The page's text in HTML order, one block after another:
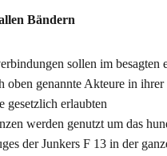
Bändern
sollen im besagten
oben genannte Akteure in ihrer
gesetzlich erlaubten
werden genutzt um das
der Junkers F 13 in der